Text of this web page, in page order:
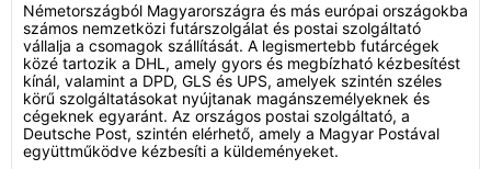
Németországból Magyarországra és más európai országokba
számos nemzetközi futárszolgálat és postai szolgáltató
vállalja a csomagok szállítását. A legismertebb futárcégek
közé tartozik a DHL, amely gyors és megbízható kézbesítést
kínál, valamint a DPD, GLS és UPS, amelyek szintén széles
körű szolgáltatásokat nyújtanak magánszemélyeknek és
cégeknek egyaránt. Az országos postai szolgáltató, a
Deutsche Post, szintén elérhető, amely a Magyar Postával
együttműködve kézbesíti a küldeményeket.